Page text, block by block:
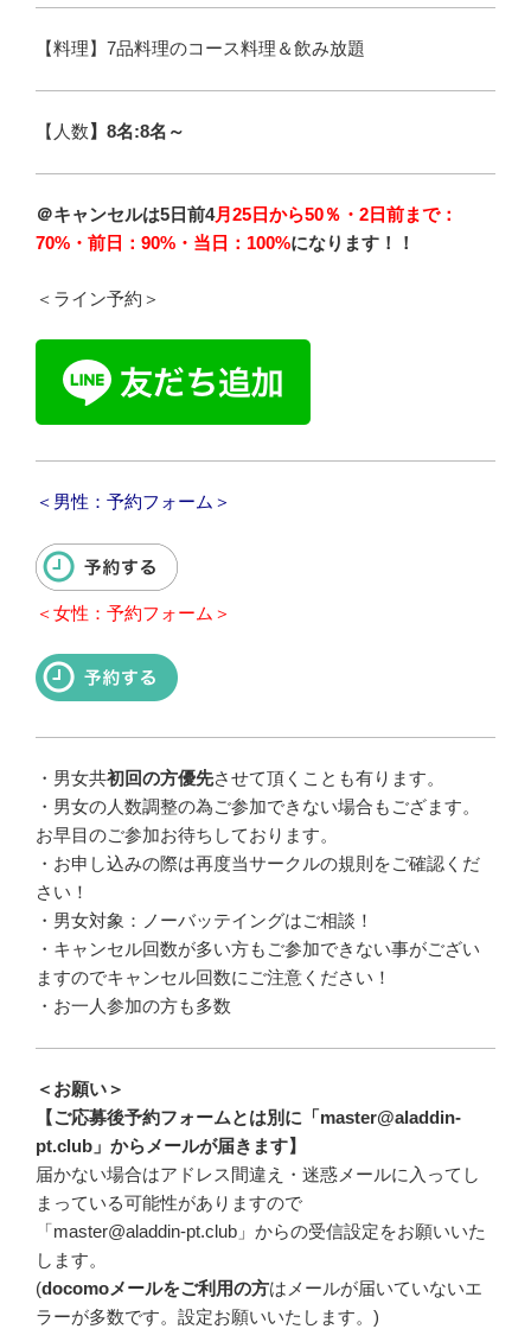
【料理】7品料理のコース料理＆飲み放題
【人数】8名:8名～
＠キャンセルは5日前4月25日から50％・2日前まで：
70%・前日：90%・当日：100%になります！！
＜ライン予約＞
＜男性：予約フォーム＞
＜女性：予約フォーム＞
・ 男女共初回の方優先させて頂くことも有ります。
・ 男女の人数調整の為ご参加できない場合もござます。
お早目のご参加お待ちしております。
・お申し込みの際は再度当サークルの規則をご確認くだ
さい！
・男女対象：ノーバッテイングはご相談！
・キャンセル回数が多い方もご参加できない事がござい
ますのでキャンセル回数にご注意ください！
・お一人参加の方も多数
＜お願い＞
【ご応募後予約フォームとは別に「master@aladdin-
pt.club」からメールが届きます】
届かない場合はアドレス間違え・迷惑メールに入ってし
まっている可能性がありますので
「master@aladdin-pt.club」からの受信設定をお願いいた
します。
(docomoメールをご利用の方はメールが届いていないエ
ラーが多数です。設定お願いいたします。)